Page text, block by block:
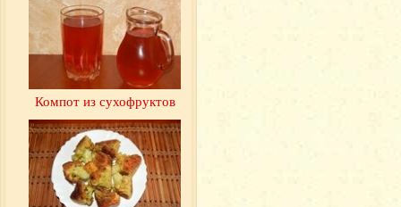
Компот из сухофруктов